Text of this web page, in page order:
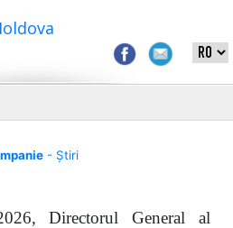
- Știri
Directorul General al